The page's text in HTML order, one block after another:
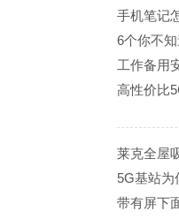
手机笔记
6个你不
工作备用
高性价比
莱克全屋
5G基站为
带有屏下